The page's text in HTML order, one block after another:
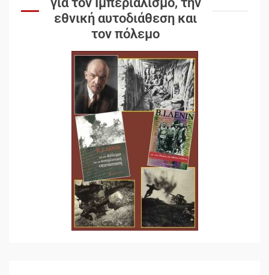
εθνική αυτοδιάθεση και
τον πόλεμο